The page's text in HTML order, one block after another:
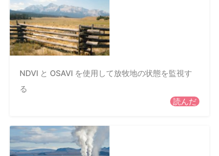
NDVI と OSAVI を使用して放牧地の状態を監視す
る
読んだ